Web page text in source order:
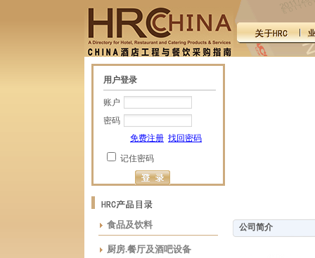
用户登录
账户
密码
免费注册 找回密码
记住密码
食品及饮料
厨房.餐厅及酒吧设备
公司简介